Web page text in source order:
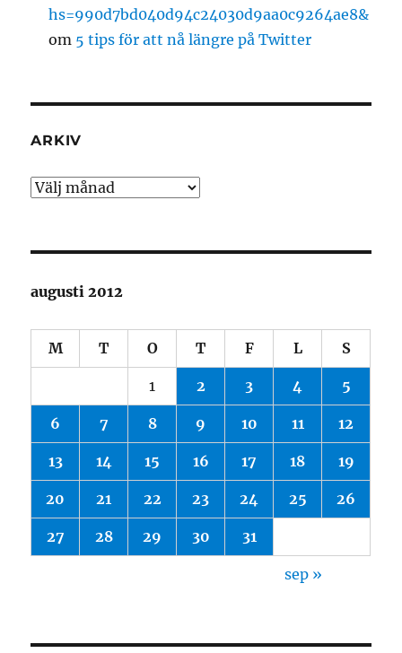
hs=990d7bd040d94c24030d9aa0c9264ae8&
om 5 tips för att nå längre på Twitter
ARKIV
Arkiv
augusti 2012
M T O T F L S
1 2 3 4 5
6 7 8 9 10 11 12
13 14 15 16 17 18 19
20 21 22 23 24 25 26
27 28 29 30 31
sep »